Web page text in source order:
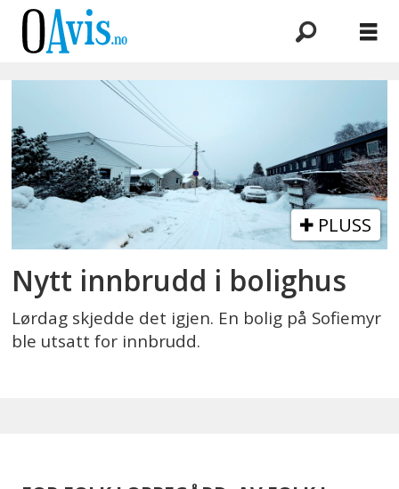
Emne:
sigrid
undsets
vei
PLUSS
Nytt innbrudd i bolighus
Lørdag skjedde det igjen. En bolig på Sofiemyr
ble utsatt for innbrudd.